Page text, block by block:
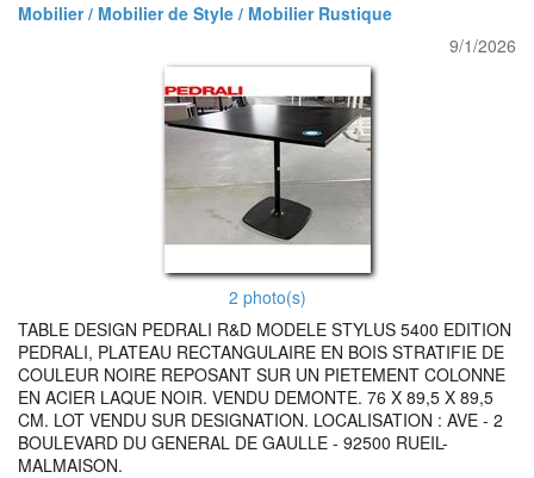
Mobilier / Mobilier de Style / Mobilier Rustique
9/1/2026
2 photo(s)
TABLE DESIGN PEDRALI R&D MODELE STYLUS 5400 EDITION
PEDRALI, PLATEAU RECTANGULAIRE EN BOIS STRATIFIE DE
COULEUR NOIRE REPOSANT SUR UN PIETEMENT COLONNE
EN ACIER LAQUE NOIR. VENDU DEMONTE. 76 X 89,5 X 89,5
CM. LOT VENDU SUR DESIGNATION. LOCALISATION : AVE - 2
BOULEVARD DU GENERAL DE GAULLE - 92500 RUEIL-
MALMAISON.